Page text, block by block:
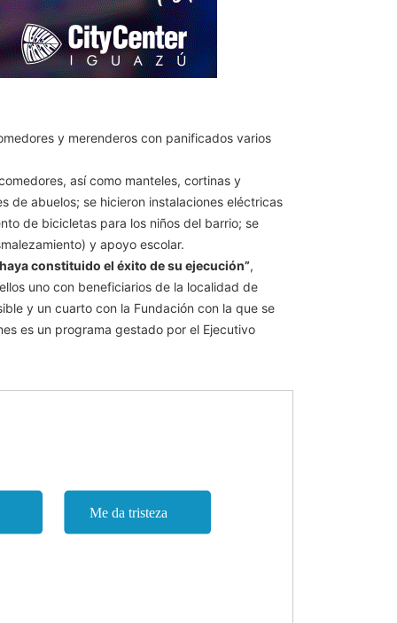
y merenderos con panificados varios
así como manteles, cortinas y
de abuelos; se hicieron instalaciones eléctricas
de bicicletas para los niños del barrio; se
y apoyo escolar.
constituido el éxito de su ejecución”,
uno con beneficiarios de la localidad de
y un cuarto con la Fundación con la que se
es un programa gestado por el Ejecutivo